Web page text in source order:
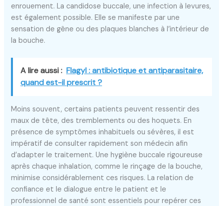
enrouement. La candidose buccale, une infection à levures,
est également possible. Elle se manifeste par une
sensation de gêne ou des plaques blanches à l’intérieur de
la bouche.
A lire aussi : Flagyl : antibiotique et antiparasitaire,
quand est-il prescrit ?
Moins souvent, certains patients peuvent ressentir des
maux de tête, des tremblements ou des hoquets. En
présence de symptômes inhabituels ou sévères, il est
impératif de consulter rapidement son médecin afin
d’adapter le traitement. Une hygiène buccale rigoureuse
après chaque inhalation, comme le rinçage de la bouche,
minimise considérablement ces risques. La relation de
confiance et le dialogue entre le patient et le
professionnel de santé sont essentiels pour repérer ces